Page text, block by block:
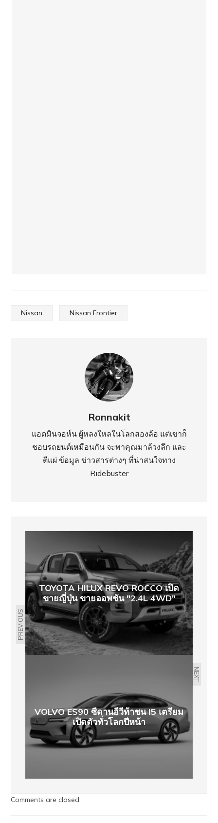
Nissan Nissan Frontier
Ronnakit
แอดมินจอห์น ผู้หลงใหลในโลกสองล้อ แต่เขาก็
ชอบรถยนต์เหมือนกัน จะพาคุณมาล้วงลึก และ
ตีแผ่ ข้อมูล ข่าวสารต่างๆ ที่น่าสนใจทาง
Ridebuster
PREVIOUS
TOYOTA HILUX REVO ROCCO เปิด
ขายญี่ปุ่น ขายออพชัน "2.4L 4WD"
NEXT
VOLVO ES90 ซีดานอีวีท้าชน I5 เตรียม
เปิดตัวทั่วโลกปีหน้า
Comments are closed.